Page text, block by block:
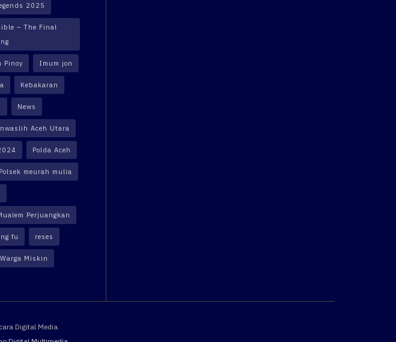
2025
– The Final
Pinoy Imum jon
Kebakaran
News
Aceh Utara
Polda Aceh
Polsek meurah mulia
Perjuangkan
fu reses
Warga Miskin
Digital Media.